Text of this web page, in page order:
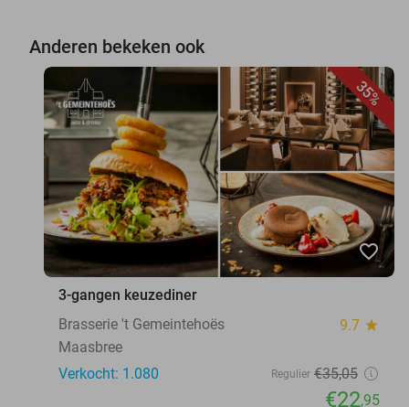
Anderen bekeken ook
35%
favorite_border
3-gangen keuzediner
Brasserie 't Gemeintehoës
9.7 star
Maasbree
Verkocht: 1.080
Regulier €35,05
€22,95